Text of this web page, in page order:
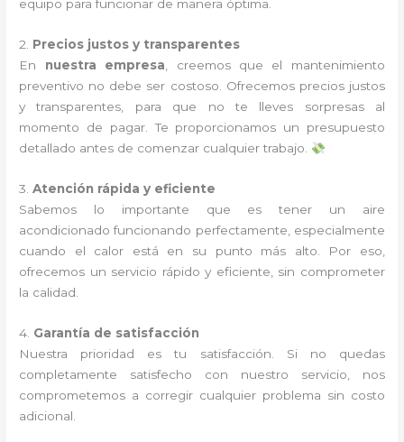
equipo para funcionar de manera óptima.
2. Precios justos y transparentes
En nuestra empresa, creemos que el mantenimiento
preventivo no debe ser costoso. Ofrecemos precios justos
y transparentes, para que no te lleves sorpresas al
momento de pagar. Te proporcionamos un presupuesto
detallado antes de comenzar cualquier trabajo.
3.Atención rápida y eficiente
Sabemos lo importante que es tener un aire
acondicionado funcionando perfectamente, especialmente
cuando el calor está en su punto más alto. Por eso,
ofrecemos un servicio rápido y eficiente, sin comprometer
la calidad.
4. Garantía de satisfacción
Nuestra prioridad es tu satisfacción. Si no quedas
completamente satisfecho con nuestro servicio, nos
comprometemos a corregir cualquier problema sin costo
adicional.